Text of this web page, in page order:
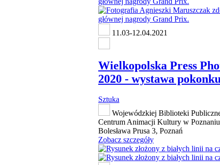
11.03-12.04.2021
Wielkopolska Press
2020 - wystawa
Sztuka
Wojewódzkiej Biblioteki
Centrum Animacji Kultury w
Bolesława Prusa 3, Poznań
Zobacz szczegóły